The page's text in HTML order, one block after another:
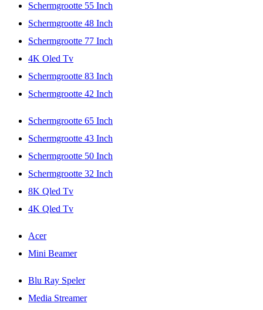
Schermgrootte 55 Inch
Schermgrootte 48 Inch
Schermgrootte 77 Inch
4K Oled Tv
Schermgrootte 83 Inch
Schermgrootte 42 Inch
Schermgrootte 65 Inch
Schermgrootte 43 Inch
Schermgrootte 50 Inch
Schermgrootte 32 Inch
8K Qled Tv
4K Qled Tv
Acer
Mini Beamer
Blu Ray Speler
Media Streamer